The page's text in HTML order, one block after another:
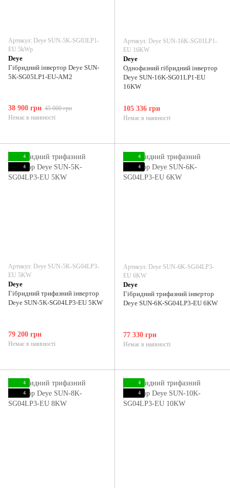
Артикул: Deye SUN-5K-SG03LP1-
EU 5kWp
Deye
Гібридний інвертор Deye SUN-
5K-SG05LP1-EU-AM2
38 900 грн 45 000 грн
Немає в наявності
Артикул: Deye SUN-16K-SG01LP1-
EU 16KW
Deye
Однофазний гібридний інвертор
Deye SUN-16K-SG01LP1-EU
16KW
105 336 грн
Немає в наявності
4
4
Артикул: Deye SUN-5K-SG04LP3-
EU 5KW
Deye
Гібридний трифазний інвертор
Deye SUN-5K-SG04LP3-EU 5KW
79 200 грн
Немає в наявності
4
4
Артикул: Deye SUN-6K-SG04LP3-
EU 6KW
Deye
Гібридний трифазний інвертор
Deye SUN-6K-SG04LP3-EU 6KW
77 330 грн
Немає в наявності
4
4
4
4